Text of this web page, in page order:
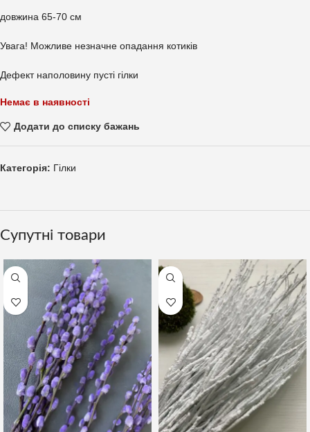
довжина 65-70 см
Увага! Можливе незначне опадання котиків
Дефект наполовину пусті гілки
Немає в наявності
Додати до списку бажань
Категорія: Гілки
Супутні товари